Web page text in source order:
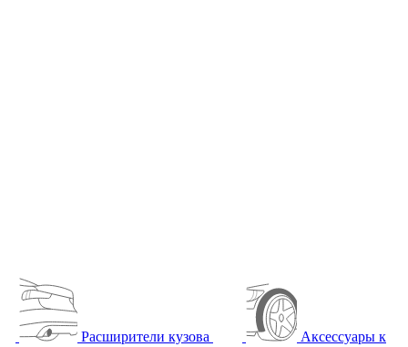
Расширители кузова Аксессуары к